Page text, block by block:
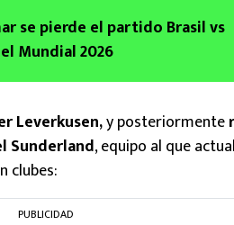
se pierde el partido Brasil vs
Mundial 2026
Leverkusen,y posteriormente
Sunderland, equipo al que
clubes:
PUBLICIDAD